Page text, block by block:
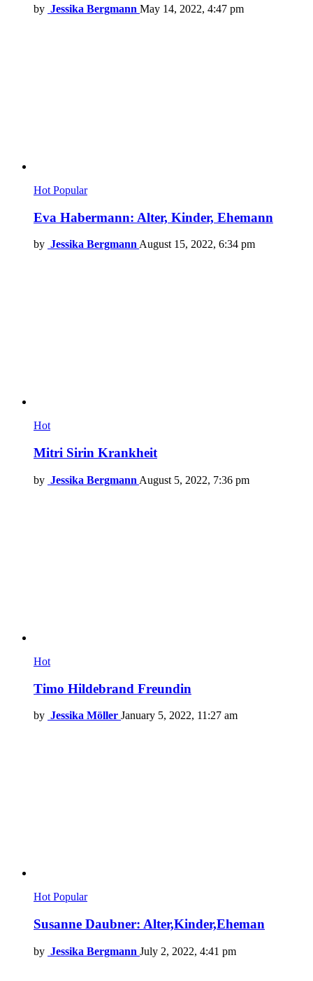
by Jessika Bergmann May 14, 2022, 4:47 pm
Hot Popular
Eva Habermann: Alter, Kinder, Ehemann
by Jessika Bergmann August 15, 2022, 6:34 pm
Hot
Mitri Sirin Krankheit
by Jessika Bergmann August 5, 2022, 7:36 pm
Hot
Timo Hildebrand Freundin
by Jessika Möller January 5, 2022, 11:27 am
Hot Popular
Susanne Daubner: Alter,Kinder,Eheman
by Jessika Bergmann July 2, 2022, 4:41 pm